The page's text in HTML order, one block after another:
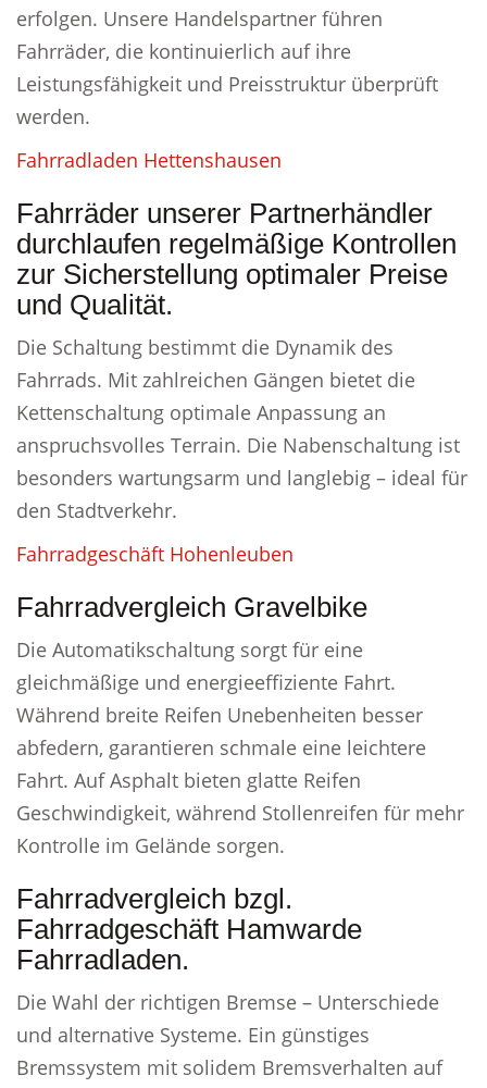
erfolgen. Unsere Handelspartner führen
Fahrräder, die kontinuierlich auf ihre
Leistungsfähigkeit und Preisstruktur überprüft
werden.
Fahrradladen Hettenshausen
Fahrräder unserer Partnerhändler
durchlaufen regelmäßige Kontrollen
zur Sicherstellung optimaler Preise
und Qualität.
Die Schaltung bestimmt die Dynamik des
Fahrrads. Mit zahlreichen Gängen bietet die
Kettenschaltung optimale Anpassung an
anspruchsvolles Terrain. Die Nabenschaltung ist
besonders wartungsarm und langlebig – ideal für
den Stadtverkehr.
Fahrradgeschäft Hohenleuben
Fahrradvergleich Gravelbike
Die Automatikschaltung sorgt für eine
gleichmäßige und energieeffiziente Fahrt.
Während breite Reifen Unebenheiten besser
abfedern, garantieren schmale eine leichtere
Fahrt. Auf Asphalt bieten glatte Reifen
Geschwindigkeit, während Stollenreifen für mehr
Kontrolle im Gelände sorgen.
Fahrradvergleich bzgl.
Fahrradgeschäft Hamwarde
Fahrradladen.
Die Wahl der richtigen Bremse – Unterschiede
und alternative Systeme. Ein günstiges
Bremssystem mit solidem Bremsverhalten auf